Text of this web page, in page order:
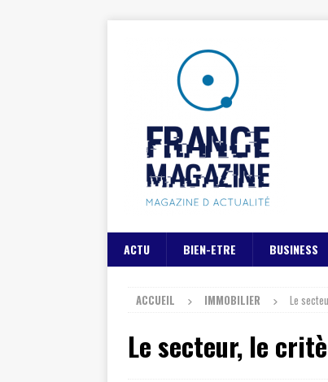
ACTU BIEN-ETRE BUSINESS
ACCUEIL IMMOBILIER Le
Le secteur, le